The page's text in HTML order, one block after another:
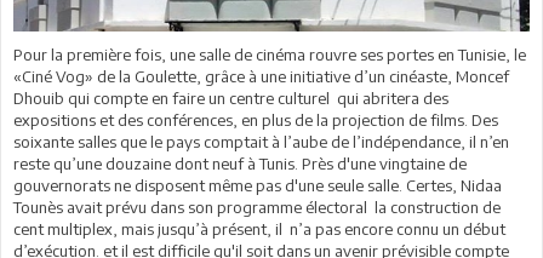
Pour la première fois, une salle de cinéma rouvre ses portes en Tunisie, le
«Ciné Vog» de la Goulette, grâce à une initiative d’un cinéaste, Moncef
Dhouib qui compte en faire un centre culturel qui abritera des
expositions et des conférences, en plus de la projection de films. Des
soixante salles que le pays comptait à l’aube de l’indépendance, il n’en
reste qu’une douzaine dont neuf à Tunis. Près d'une vingtaine de
gouvernorats ne disposent même pas d'une seule salle. Certes, Nidaa
Tounès avait prévu dans son programme électoral la construction de
cent multiplex, mais jusqu’à présent, il n’a pas encore connu un début
d’exécution. et il est difficile qu'il soit dans un avenir prévisible compte